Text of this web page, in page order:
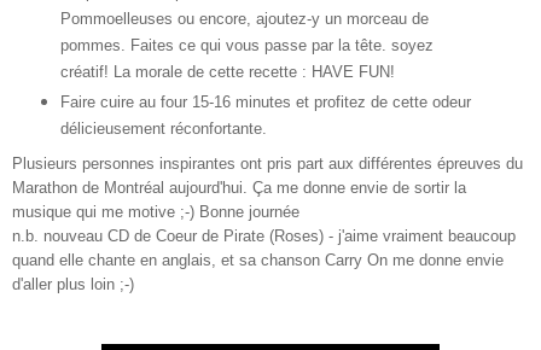
Pommoelleuses ou encore, ajoutez-y un morceau de
pommes. Faites ce qui vous passe par la tête. soyez
créatif! La morale de cette recette : HAVE FUN!
Faire cuire au four 15-16 minutes et profitez de cette odeur
délicieusement réconfortante.
Plusieurs personnes inspirantes ont pris part aux différentes épreuves du
Marathon de Montréal aujourd'hui. Ça me donne envie de sortir la
musique qui me motive ;-) Bonne journée
n.b. nouveau CD de Coeur de Pirate (Roses) - j'aime vraiment beaucoup
quand elle chante en anglais, et sa chanson Carry On me donne envie
d'aller plus loin ;-)